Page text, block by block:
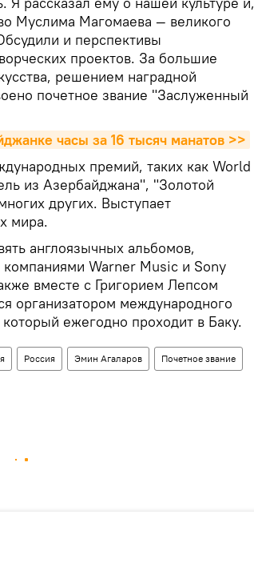
Муслима Магомаева — великого
и перспективы
проектов. За большие
решением наградной
почетное звание "Заслуженный
часы за 16 тысяч манатов >>
премий, таких как World
из Азербайджана", "Золотой
других. Выступает
мира.
англоязычных альбомов,
Warner Music и Sony
вместе с Григорием Лепсом
организатором международного
ежегодно проходит в Баку.
Россия Эмин Агаларов Почетное звание